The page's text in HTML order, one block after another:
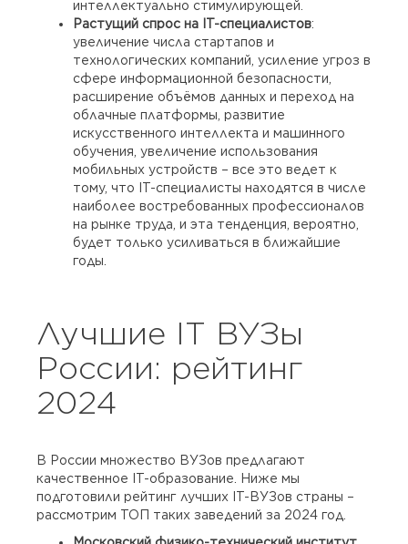
интеллектуально стимулирующей.
Растущий спрос на IT-специалистов:
увеличение числа стартапов и
технологических компаний, усиление угроз в
сфере информационной безопасности,
расширение объёмов данных и переход на
облачные платформы, развитие
искусственного интеллекта и машинного
обучения, увеличение использования
мобильных устройств – все это ведет к
тому, что IT-специалисты находятся в числе
наиболее востребованных профессионалов
на рынке труда, и эта тенденция, вероятно,
будет только усиливаться в ближайшие
годы.
Лучшие IT ВУЗы
России: рейтинг
2024
В России множество ВУЗов предлагают
качественное IT-образование. Ниже мы
подготовили рейтинг лучших IT-ВУЗов страны –
рассмотрим ТОП таких заведений за 2024 год.